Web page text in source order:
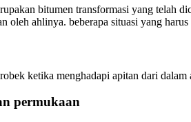
bitumen transformasi yang telah
oleh ahlinya. beberapa situasi yang
ketika menghadapi apitan dari
permukaan